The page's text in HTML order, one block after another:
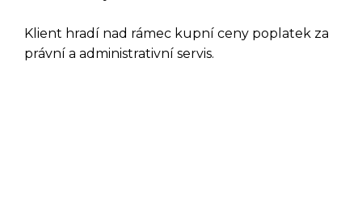
Klient hradí nad rámec kupní ceny poplatek za
právní a administrativní servis.